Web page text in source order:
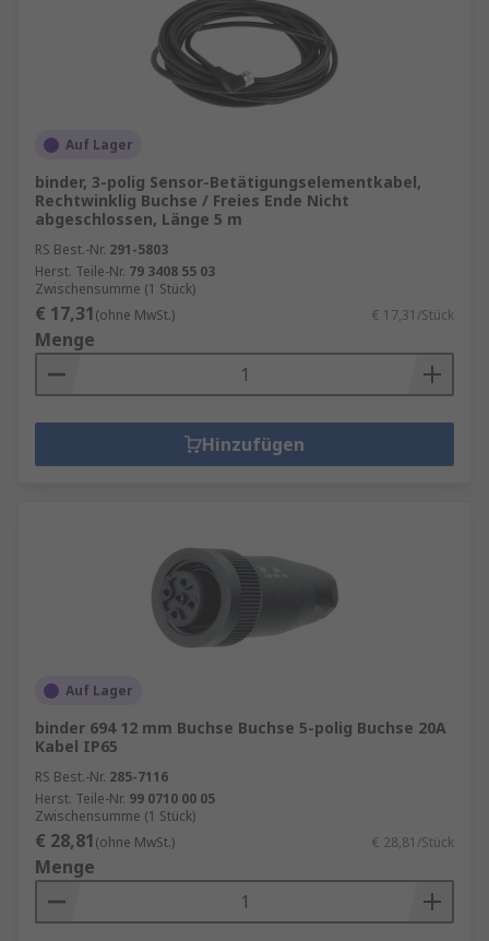
Auf Lager
binder, 3-polig Sensor-Betätigungselementkabel,
Rechtwinklig Buchse / Freies Ende Nicht
abgeschlossen, Länge 5 m
RS Best.-Nr. 291-5803
Herst. Teile-Nr. 79 3408 55 03
Zwischensumme (1 Stück)
€ 17,31(ohne MwSt.) € 17,31/Stück
Menge
Hinzufügen
Auf Lager
binder 694 12 mm Buchse Buchse 5-polig Buchse 20A
Kabel IP65
RS Best.-Nr. 285-7116
Herst. Teile-Nr. 99 0710 00 05
Zwischensumme (1 Stück)
€ 28,81(ohne MwSt.) € 28,81/Stück
Menge